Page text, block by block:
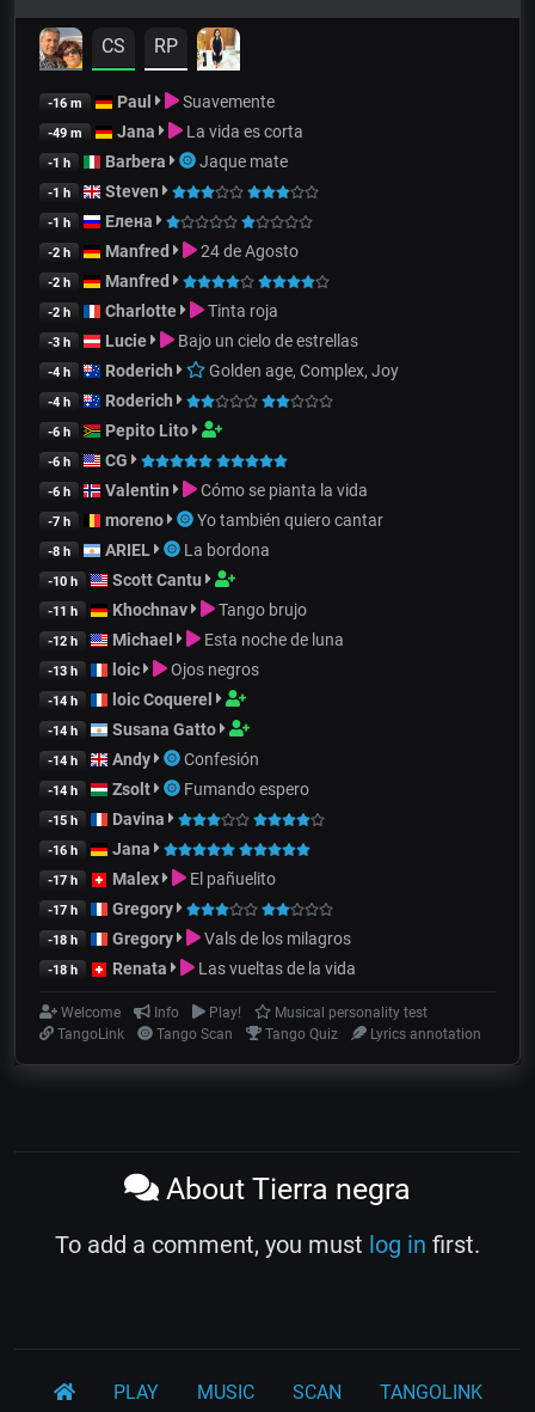
CS RP
-16 m Paul Suavemente
-49 m Jana La vida es corta
-1 h Barbera Jaque mate
-1 h Steven
-1 h Елена
-2 h Manfred 24 de Agosto
-2 h Manfred
-2 h Charlotte Tinta roja
-3 h Lucie Bajo un cielo de estrellas
-4 h Roderich Golden age, Complex, Joy
-4 h Roderich
-6 h Pepito Lito
-6 h CG
-6 h Valentin Cómo se pianta la vida
-7 h moreno Yo también quiero cantar
-8 h ARIEL La bordona
-10 h Scott Cantu
-11 h Khochnav Tango brujo
-12 h Michael Esta noche de luna
-13 h loic Ojos negros
-14 h loic Coquerel
-14 h Susana Gatto
-14 h Andy Confesión
-14 h Zsolt Fumando espero
-15 h Davina
-16 h Jana
-17 h Malex El pañuelito
-17 h Gregory
-18 h Gregory Vals de los milagros
-18 h Renata Las vueltas de la vida
Welcome Info Play!
Musical personality test
TangoLink
Tango Scan Tango Quiz Lyrics annotation
About Tierra negra
To add a comment, you must log in first.
PLAY MUSIC SCAN TANGOLINK